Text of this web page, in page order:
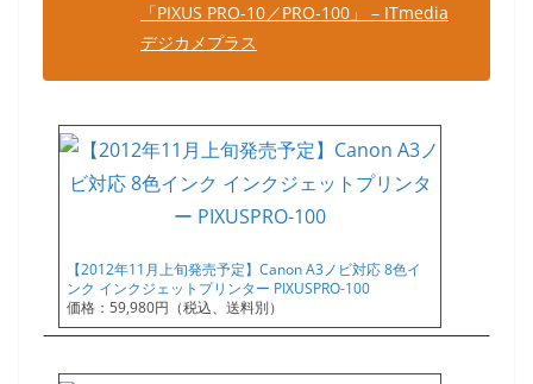
「PIXUS PRO-10／PRO-100」 – ITmedia
デジカメプラス
【2012年11月上旬発売予定】Canon A3ノビ対応 8色イ
ンク インクジェットプリンター PIXUSPRO-100
価格：59,980円（税込、送料別）